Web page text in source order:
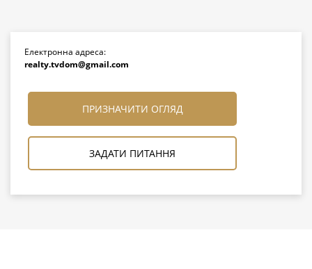
Електронна адреса:
realty.tvdom@gmail.com
ПРИЗНАЧИТИ ОГЛЯД
ЗАДАТИ ПИТАННЯ